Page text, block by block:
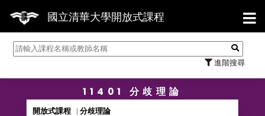
國立清華大學開放式課程
進階搜尋
【
11401 分歧理論
開放式課程
分歧理論